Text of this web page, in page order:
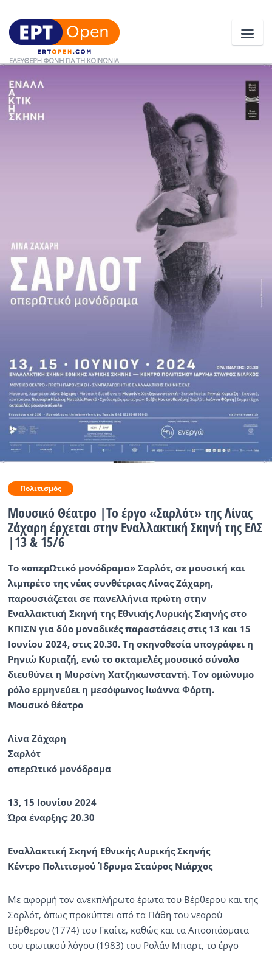
Ειδήσεις
Κόσμος
Ραδιόφωνο LIVE
Πολιτισμός
Πολιτισμός
Μουσικό Θέατρο |Το έργο «Σαρλότ» της Λίνας
Ζάχαρη έρχεται στην Εναλλακτική Σκηνή της ΕΛΣ
|13 & 15/6
Το «οπερΩτικό μονόδραμα» Σαρλότ, σε μουσική και
λιμπρέτο της νέας συνθέτριας Λίνας Ζάχαρη,
παρουσιάζεται σε πανελλήνια πρώτη στην
Εναλλακτική Σκηνή της Εθνικής Λυρικής Σκηνής στο
ΚΠΙΣΝ για δύο μοναδικές παραστάσεις στις 13 και 15
Ιουνίου 2024, στις 20.30. Τη σκηνοθεσία υπογράφει η
Ρηνιώ Κυριαζή, ενώ το οκταμελές μουσικό σύνολο
διευθύνει η Μυρσίνη Χατζηκωνσταντή. Τον ομώνυμο
ρόλο ερμηνεύει η μεσόφωνος Ιωάννα Φόρτη.
Μουσικό θέατρο
Λίνα Ζάχαρη
Σαρλότ
οπερΩτικό µονόδραµα
13, 15 Ιουνίου 2024
Ώρα έναρξης: 20.30
Εναλλακτική Σκηνή Εθνικής Λυρικής Σκηνής
Κέντρο Πολιτισμού Ίδρυμα Σταύρος Νιάρχος
Με αφορμή τον ανεκπλήρωτο έρωτα του Βέρθερου και της
Σαρλότ, όπως προκύπτει από τα Πάθη του νεαρού
Βέρθερου (1774) του Γκαίτε, καθώς και τα Αποσπάσματα
του ερωτικού λόγου (1983) του Ρολάν Μπαρτ, το έργο